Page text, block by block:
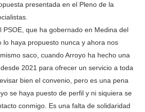
presentada en el Pleno de la
PSOE, que ha gobernado en Medina del
lo haya propuesto nunca y ahora nos
saco, cuando Arroyo ha hecho una
2021 para ofrecer un servicio a toda
bien el convenio, pero es una pena
se haya puesto de perfil y ni siquiera se
conmigo. Es una falta de solidaridad